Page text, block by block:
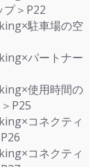
プ＞P22
駐車場の空
パートナー
使用時間の
P25
コネクティ
コネクティ